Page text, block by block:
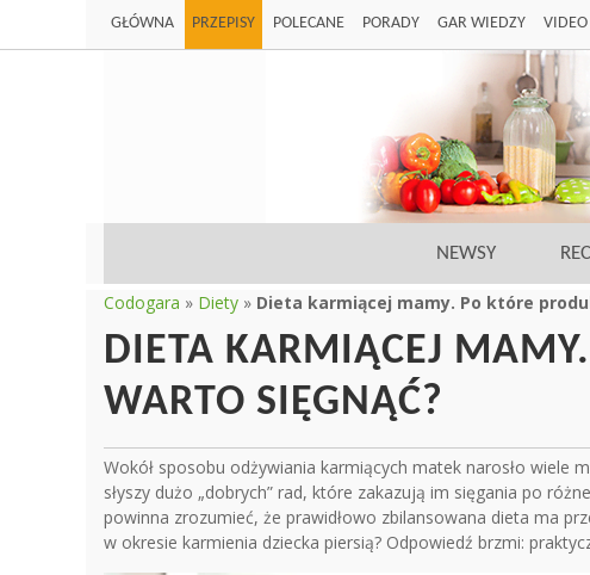
GŁÓWNA PRZEPISY POLECANE PORADY GAR WIEDZY VIDEO
NEWSY
Codogara » Diety » Dieta karmiącej mamy. Po które
DIETA KARMIĄCEJ
WARTO SIĘGNĄĆ?
Wokół sposobu odżywiania karmiących matek narosło wiele
słyszy dużo „dobrych” rad, które zakazują im sięgania po
powinna zrozumieć, że prawidłowo zbilansowana dieta ma
w okresie karmienia dziecka piersią? Odpowiedź brzmi: